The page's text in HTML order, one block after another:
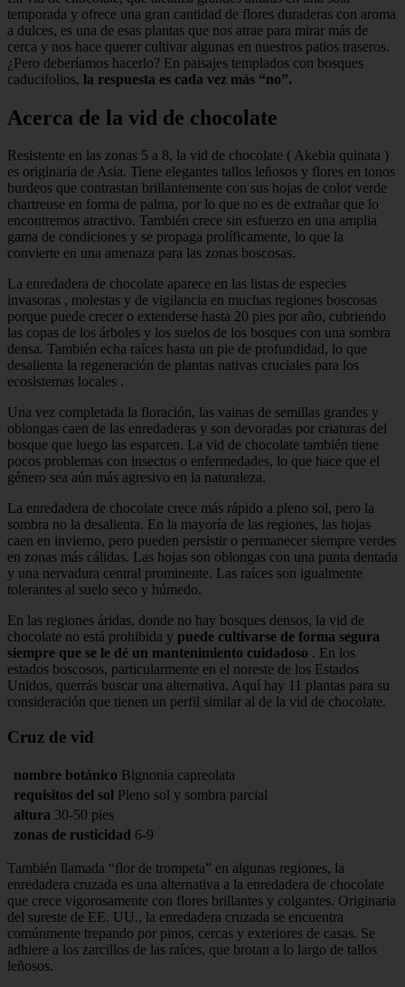
temporada y ofrece una gran cantidad de flores duraderas con aroma
a dulces, es una de esas plantas que nos atrae para mirar más de
cerca y nos hace querer cultivar algunas en nuestros patios traseros.
¿Pero deberíamos hacerlo? En paisajes templados con bosques
caducifolios, la respuesta es cada vez más “no”.
Acerca de la vid de chocolate
Resistente en las zonas 5 a 8, la vid de chocolate ( Akebia quinata )
es originaria de Asia. Tiene elegantes tallos leñosos y flores en tonos
burdeos que contrastan brillantemente con sus hojas de color verde
chartreuse en forma de palma, por lo que no es de extrañar que lo
encontremos atractivo. También crece sin esfuerzo en una amplia
gama de condiciones y se propaga prolíficamente, lo que la
convierte en una amenaza para las zonas boscosas.
La enredadera de chocolate aparece en las listas de especies
invasoras , molestas y de vigilancia en muchas regiones boscosas
porque puede crecer o extenderse hasta 20 pies por año, cubriendo
las copas de los árboles y los suelos de los bosques con una sombra
densa. También echa raíces hasta un pie de profundidad, lo que
desalienta la regeneración de plantas nativas cruciales para los
ecosistemas locales .
Una vez completada la floración, las vainas de semillas grandes y
oblongas caen de las enredaderas y son devoradas por criaturas del
bosque que luego las esparcen. La vid de chocolate también tiene
pocos problemas con insectos o enfermedades, lo que hace que el
género sea aún más agresivo en la naturaleza.
La enredadera de chocolate crece más rápido a pleno sol, pero la
sombra no la desalienta. En la mayoría de las regiones, las hojas
caen en invierno, pero pueden persistir o permanecer siempre verdes
en zonas más cálidas. Las hojas son oblongas con una punta dentada
y una nervadura central prominente. Las raíces son igualmente
tolerantes al suelo seco y húmedo.
En las regiones áridas, donde no hay bosques densos, la vid de
chocolate no está prohibida y puede cultivarse de forma segura
siempre que se le dé un mantenimiento cuidadoso . En los
estados boscosos, particularmente en el noreste de los Estados
Unidos, querrás buscar una alternativa. Aquí hay 11 plantas para su
consideración que tienen un perfil similar al de la vid de chocolate.
Cruz de vid
nombre botánico Bignonia capreolata
requisitos del sol Pleno sol y sombra parcial
altura 30-50 pies
zonas de rusticidad 6-9
También llamada “flor de trompeta” en algunas regiones, la
enredadera cruzada es una alternativa a la enredadera de chocolate
que crece vigorosamente con flores brillantes y colgantes. Originaria
del sureste de EE. UU., la enredadera cruzada se encuentra
comúnmente trepando por pinos, cercas y exteriores de casas. Se
adhiere a los zarcillos de las raíces, que brotan a lo largo de tallos
leñosos.